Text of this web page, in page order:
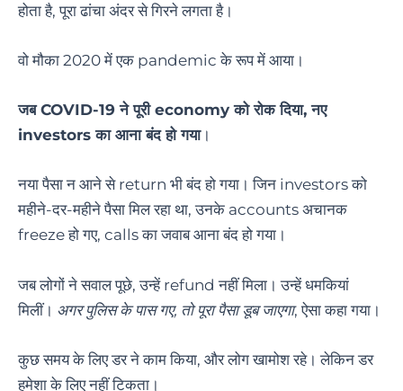
होता है, पूरा ढांचा अंदर से गिरने लगता है।
वो मौका 2020 में एक pandemic के रूप में आया।
जब COVID-19 ने पूरी economy को रोक दिया, नए
investors का आना बंद हो गया।
नया पैसा न आने से return भी बंद हो गया। जिन investors को
महीने-दर-महीने पैसा मिल रहा था, उनके accounts अचानक
freeze हो गए, calls का जवाब आना बंद हो गया।
जब लोगों ने सवाल पूछे, उन्हें refund नहीं मिला। उन्हें धमकियां
मिलीं। अगर पुलिस के पास गए, तो पूरा पैसा डूब जाएगा, ऐसा कहा गया।
कुछ समय के लिए डर ने काम किया, और लोग खामोश रहे। लेकिन डर
हमेशा के लिए नहीं टिकता।